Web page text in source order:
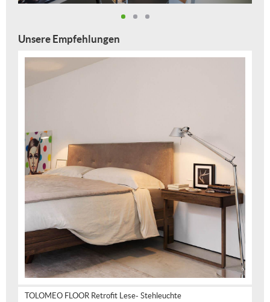
Lights
Unsere Empfehlungen
TOLOMEO FLOOR Retrofit Lese- Stehleuchte